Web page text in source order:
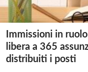
Immissioni in
libera a 365
distribuiti i posti